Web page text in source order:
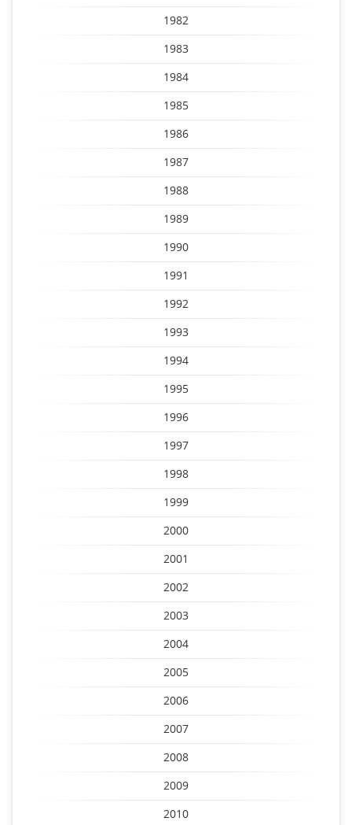
1982
1983
1984
1985
1986
1987
1988
1989
1990
1991
1992
1993
1994
1995
1996
1997
1998
1999
2000
2001
2002
2003
2004
2005
2006
2007
2008
2009
2010